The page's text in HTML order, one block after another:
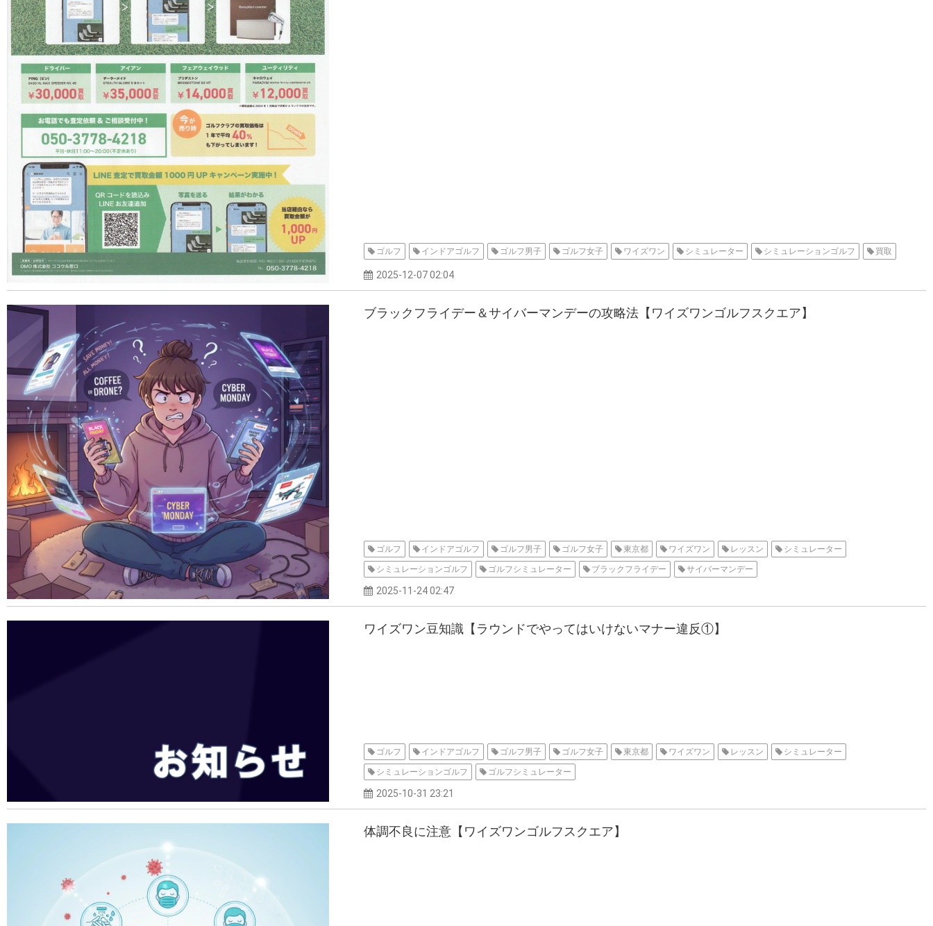
ゴルフ インドアゴルフ ゴルフ男子 ゴルフ女子 ワイズワン シミュレーター シミュレーションゴルフ 買取
2025-12-07 02:04
ブラックフライデー＆サイバーマンデーの攻略法【ワイズワンゴルフスクエア】
ゴルフ インドアゴルフ ゴルフ男子 ゴルフ女子 東京都 ワイズワン レッスン シミュレーター
シミュレーションゴルフ ゴルフシミュレーター ブラックフライデー サイバーマンデー
2025-11-24 02:47
ワイズワン豆知識【ラウンドでやってはいけないマナー違反①】
ゴルフ インドアゴルフ ゴルフ男子 ゴルフ女子 東京都 ワイズワン レッスン シミュレーター
シミュレーションゴルフ ゴルフシミュレーター
2025-10-31 23:21
体調不良に注意【ワイズワンゴルフスクエア】